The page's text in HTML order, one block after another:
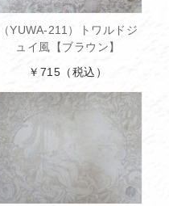
（YUWA-211）トワルドジ
ュイ風【ブラウン】
￥715 （税込）